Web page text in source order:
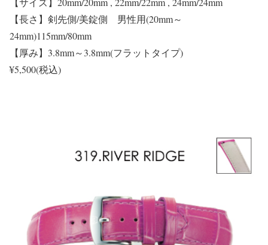
【長さ】剣先側/美錠側 男性用(20mm～
24mm)115mm/80mm
【厚み】3.8mm～3.8mm(フラットタイプ)
¥5,500(税込)